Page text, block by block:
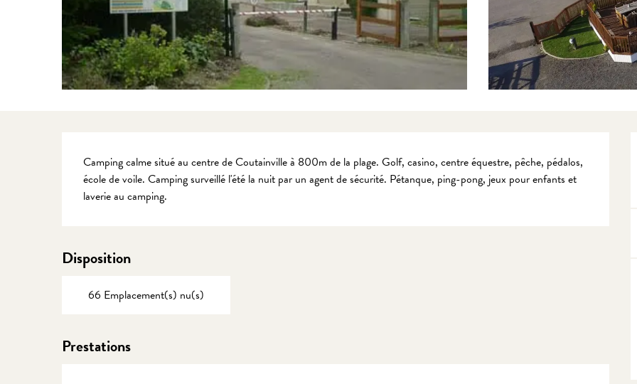
Description
Camping calme situé au centre de Coutainville à 800m de la plage. Golf, casino, centre équestre, pêche, pédalos,
école de voile. Camping surveillé l'été la nuit par un agent de sécurité. Pétanque, ping-pong, jeux pour enfants et
laverie au camping.
Disposition
66 Emplacement(s) nu(s)
Prestations